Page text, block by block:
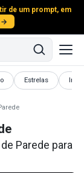
de um prompt, em
→
de ParedeEstrelas
Papéis de Parede
Parede para